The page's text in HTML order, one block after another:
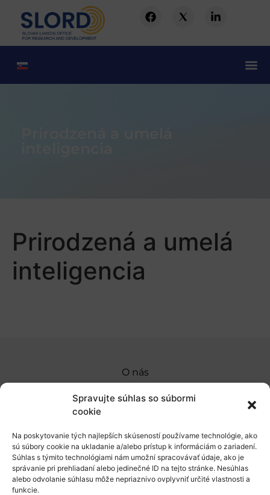
Spravujte súhlas so súbormi
cookie
Na poskytovanie tých najlepších skúseností používame technológie, ako
sú súbory cookie na ukladanie a/alebo prístup k informáciám o zariadení.
Súhlas s týmito technológiami nám umožní spracovávať údaje, ako je
správanie pri prehliadaní alebo jedinečné ID na tejto stránke. Nesúhlas
alebo odvolanie súhlasu môže nepriaznivo ovplyvniť určité vlastnosti a
funkcie.
Prirodzená a umelá
inteligencia
O nás
Naše služby
Financovanie a podpora
Stáže a pobyty
Novinky